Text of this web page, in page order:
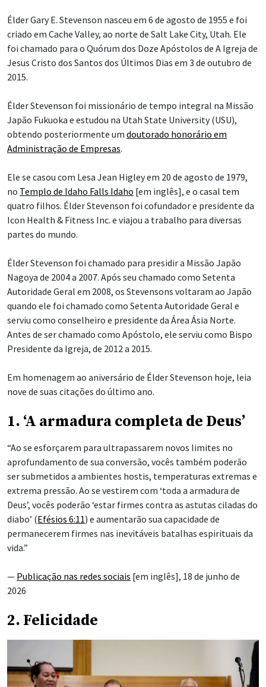
Élder Gary E. Stevenson nasceu em 6 de agosto de 1955 e foi
criado em Cache Valley, ao norte de Salt Lake City, Utah. Ele
foi chamado para o Quórum dos Doze Apóstolos de A Igreja de
Jesus Cristo dos Santos dos Últimos Dias em 3 de outubro de
2015.
Élder Stevenson foi missionário de tempo integral na Missão
Japão Fukuoka e estudou na Utah State University (USU),
obtendo posteriormente um doutorado honorário em
Administração de Empresas.
Ele se casou com Lesa Jean Higley em 20 de agosto de 1979,
no Templo de Idaho Falls Idaho [em inglês], e o casal tem
quatro filhos. Élder Stevenson foi cofundador e presidente da
Icon Health & Fitness Inc. e viajou a trabalho para diversas
partes do mundo.
Élder Stevenson foi chamado para presidir a Missão Japão
Nagoya de 2004 a 2007. Após seu chamado como Setenta
Autoridade Geral em 2008, os Stevensons voltaram ao Japão
quando ele foi chamado como Setenta Autoridade Geral e
serviu como conselheiro e presidente da Área Ásia Norte.
Antes de ser chamado como Apóstolo, ele serviu como Bispo
Presidente da Igreja, de 2012 a 2015.
Em homenagem ao aniversário de Élder Stevenson hoje, leia
nove de suas citações do último ano.
1. ‘A armadura completa de Deus’
“Ao se esforçarem para ultrapassarem novos limites no
aprofundamento de sua conversão, vocês também poderão
ser submetidos a ambientes hostis, temperaturas extremas e
extrema pressão. Ao se vestirem com ‘toda a armadura de
Deus’, vocês poderão ‘estar firmes contra as astutas ciladas do
diabo’ (Efésios 6:11) e aumentarão sua capacidade de
permanecerem firmes nas inevitáveis batalhas espirituais da
vida.”
— Publicação nas redes sociais [em inglês], 18 de junho de
2026
2. Felicidade